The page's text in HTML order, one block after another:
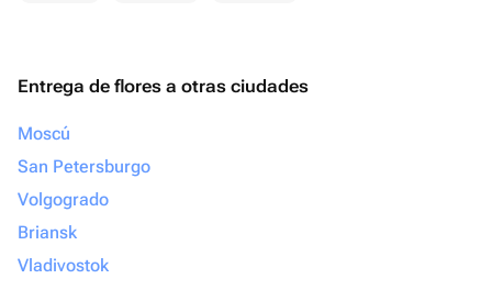
Entrega de flores a otras ciudades
Moscú
San Petersburgo
Volgogrado
Briansk
Vladivostok